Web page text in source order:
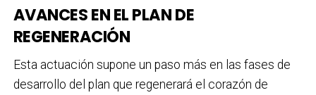
AVANCES EN EL PLAN DE
REGENERACIÓN
Esta actuación supone un paso más en las fases de
desarrollo del plan que regenerará el corazón de